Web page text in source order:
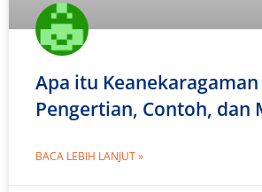
Apa itu
Pengertian, Contoh, dan
BACA LEBIH LANJUT »